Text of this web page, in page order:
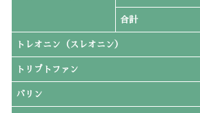
合計
トレオニン（スレオニン）
トリプトファン
バリン